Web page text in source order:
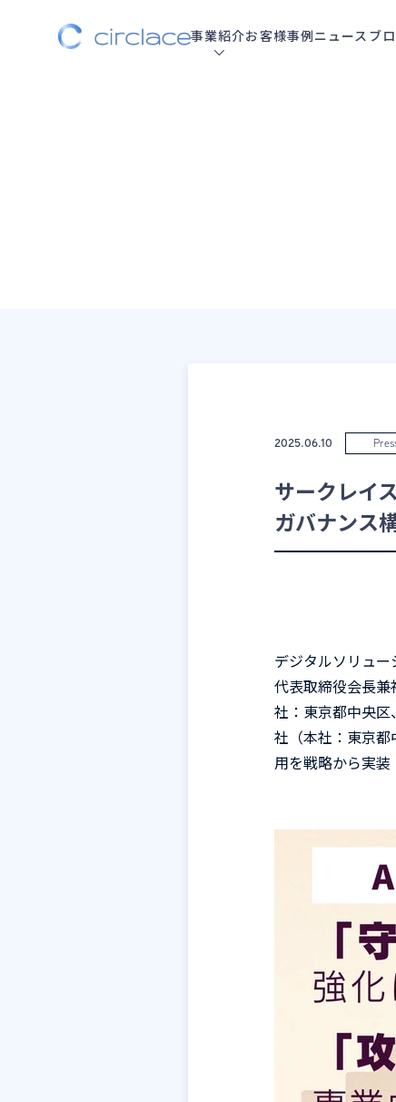
事業紹介お客様事例ニュース ブ
2025.06.10
サークレイ
ガバナンス
デジタルソリュー
代表取締役会長
社：東京都中央
社（本社：東京
用を戦略から実装